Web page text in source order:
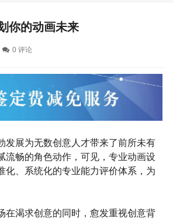
你的动画未来
0 评论
发展为无数创意人才带来了前所未有
流畅的角色动作， 可见， 专业动画设
化、系统化的专业能力评价体系，为
在渴求创意的同时，愈发重视创意背